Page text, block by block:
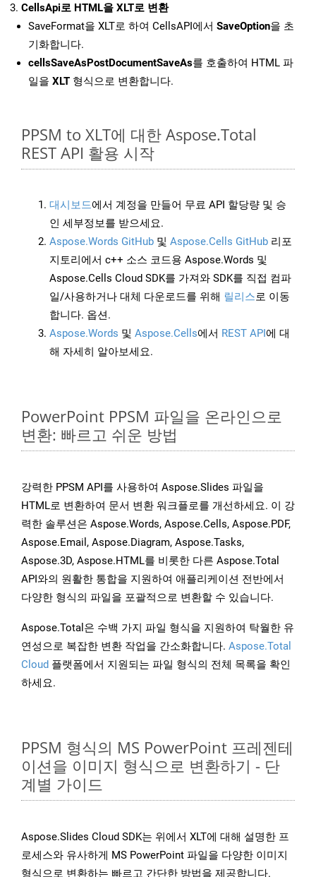
CellsApi로 HTML을 XLT로 변환
SaveFormat을 XLT로 하여 CellsAPI에서 SaveOption을 초
기화합니다.
cellsSaveAsPostDocumentSaveAs를 호출하여 HTML 파
일을 XLT 형식으로 변환합니다.
PPSM to XLT에 대한 Aspose.Total
REST API 활용 시작
대시보드에서 계정을 만들어 무료 API 할당량 및 승
인 세부정보를 받으세요.
Aspose.Words GitHub 및 Aspose.Cells GitHub 리포
지토리에서 c++ 소스 코드용 Aspose.Words 및
Aspose.Cells Cloud SDK를 가져와 SDK를 직접 컴파
일/사용하거나 대체 다운로드를 위해 릴리스로 이동
합니다. 옵션.
Aspose.Words 및 Aspose.Cells에서 REST API에 대
해 자세히 알아보세요.
PowerPoint PPSM 파일을 온라인으로
변환: 빠르고 쉬운 방법
강력한 PPSM API를 사용하여 Aspose.Slides 파일을
HTML로 변환하여 문서 변환 워크플로를 개선하세요. 이 강
력한 솔루션은 Aspose.Words, Aspose.Cells, Aspose.PDF,
Aspose.Email, Aspose.Diagram, Aspose.Tasks,
Aspose.3D, Aspose.HTML를 비롯한 다른 Aspose.Total
API와의 원활한 통합을 지원하여 애플리케이션 전반에서
다양한 형식의 파일을 포괄적으로 변환할 수 있습니다.
Aspose.Total은 수백 가지 파일 형식을 지원하여 탁월한 유
연성으로 복잡한 변환 작업을 간소화합니다. Aspose.Total
Cloud 플랫폼에서 지원되는 파일 형식의 전체 목록을 확인
하세요.
PPSM 형식의 MS PowerPoint 프레젠테
이션을 이미지 형식으로 변환하기 - 단
계별 가이드
Aspose.Slides Cloud SDK는 위에서 XLT에 대해 설명한 프
로세스와 유사하게 MS PowerPoint 파일을 다양한 이미지
형식으로 변환하는 빠르고 간단한 방법을 제공합니다.